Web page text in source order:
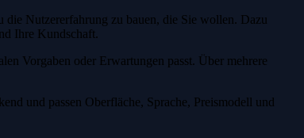
die Nutzererfahrung zu bauen, die Sie wollen. Dazu
Ihre Kundschaft.
Vorgaben oder Erwartungen passt. Über mehrere
und passen Oberfläche, Sprache, Preismodell und